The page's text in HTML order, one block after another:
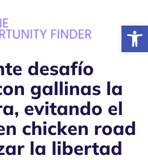
desafío
gallinas la
evitando el
chicken road
la libertad